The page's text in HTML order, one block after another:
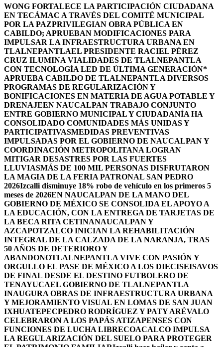
WONG FORTALECE LA PARTICIPACIÓN CIUDADANA
EN TECÁMAC A TRAVÉS DEL COMITÉ MUNICIPAL
POR LA PAZPRIVILEGIAN OBRA PÚBLICA EN
CABILDO; APRUEBAN MODIFICACIONES PARA
IMPULSAR LA INFRAESTRUCTURA URBANA EN
TLALNEPANTLAEL PRESIDENTE RACIEL PÉREZ
CRUZ ILUMINA VIALIDADES DE TLALNEPANTLA
CON TECNOLOGÍA LED DE ÚLTIMA GENERACIÓN*
APRUEBA CABILDO DE TLALNEPANTLA DIVERSOS
PROGRAMAS DE REGULARIZACIÓN Y
BONIFICACIONES EN MATERIA DE AGUA POTABLE Y
DRENAJEEN NAUCALPAN TRABAJO CONJUNTO
ENTRE GOBIERNO MUNICIPAL Y CIUDADANÍA HA
CONSOLIDADO COMUNIDADES MÁS UNIDAS Y
PARTICIPATIVASMEDIDAS PREVENTIVAS
IMPULSADAS POR EL GOBIERNO DE NAUCALPAN Y
COORDINACIÓN METROPOLITANA LOGRAN
MITIGAR DESASTRES POR LAS FUERTES
LLUVIASMÁS DE 100 MIL PERSONAS DISFRUTARON
LA MAGIA DE LA FERIA PATRONAL SAN PEDRO
2026Izcalli disminuye 18% robo de vehículo en los primeros 5
meses de 2026EN NAUCALPAN DE LA MANO DEL
GOBIERNO DE MÉXICO SE CONSOLIDA EL APOYO A
LA EDUCACIÓN, CON LA ENTREGA DE TARJETAS DE
LA BECA RITA CETINANAUCALPAN Y
AZCAPOTZALCO INICIAN LA REHABILITACIÓN
INTEGRAL DE LA CALZADA DE LA NARANJA, TRAS
50 AÑOS DE DETERIORO Y
ABANDONOTLALNEPANTLA VIVE CON PASIÓN Y
ORGULLO EL PASE DE MÉXICO A LOS DIECISEISAVOS
DE FINAL DESDE EL DESTINO FUTBOLERO DE
TENAYUCAEL GOBIERNO DE TLALNEPANTLA
INAUGURA OBRAS DE INFRAESTRUCTURA URBANA
Y MEJORAMIENTO VISUAL EN LOMAS DE SAN JUAN
IXHUATEPECPEDRO RODRÍGUEZ Y PATY ARÉVALO
CELEBRARON A LOS PAPÁS ATIZAPENSES CON
FUNCIONES DE LUCHA LIBRECOACALCO IMPULSA
LA REGULARIZACIÓN DEL SUELO PARA PROTEGER